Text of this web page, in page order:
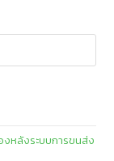
น Smart Delivery